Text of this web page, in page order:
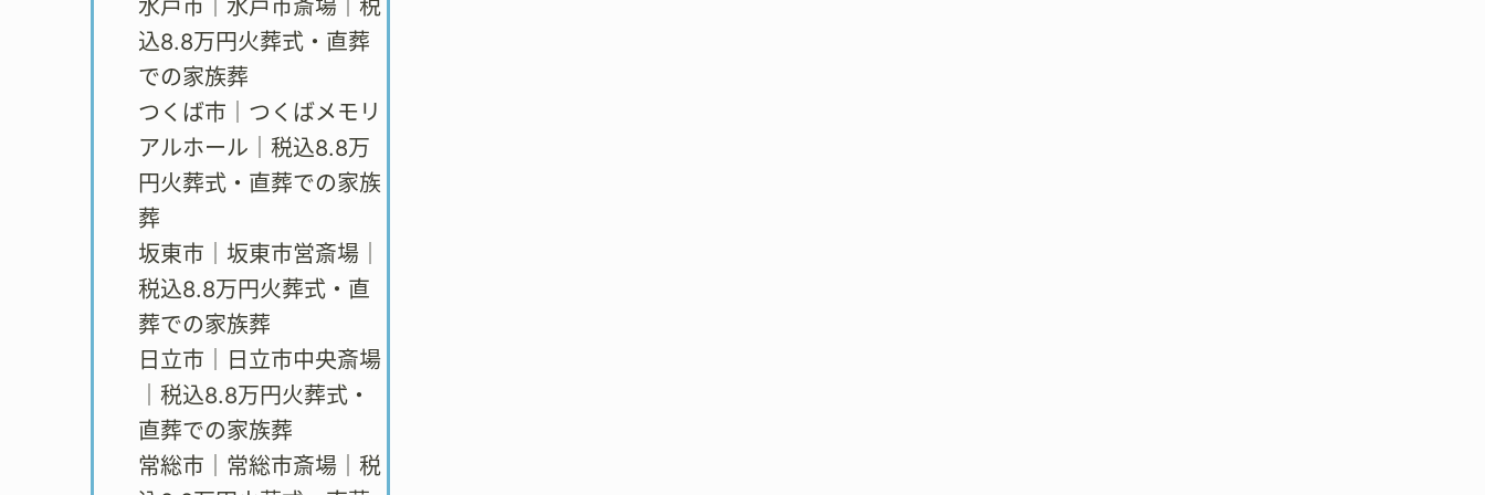
水戸市｜水戸市斎場｜税
込8.8万円火葬式・直葬
での家族葬
つくば市｜つくばメモリ
アルホール｜税込8.8万
円火葬式・直葬での家族
葬
坂東市｜坂東市営斎場｜
税込8.8万円火葬式・直
葬での家族葬
日立市｜日立市中央斎場
｜税込8.8万円火葬式・
直葬での家族葬
常総市｜常総市斎場｜税